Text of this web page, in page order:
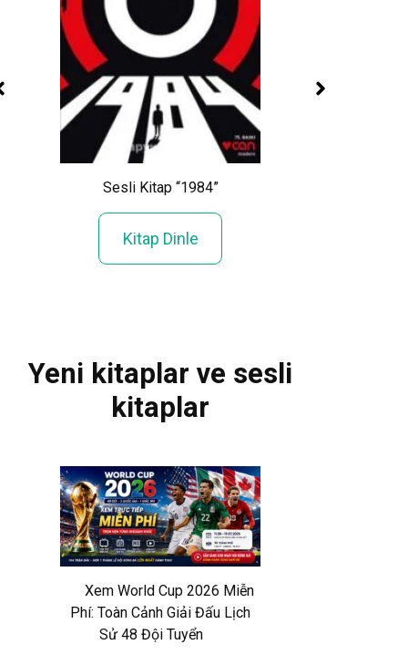
Sesli Kitap “1984”
Kitap Dinle
Yeni kitaplar ve sesli
kitaplar
Xem World Cup 2026 Miễn
Phí: Toàn Cảnh Giải Đấu Lịch
Sử 48 Đội Tuyển